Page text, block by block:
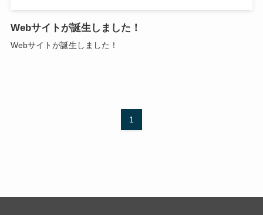
Webサイトが誕生しました！
Webサイトが誕生しました！
1